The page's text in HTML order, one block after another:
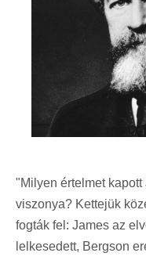
"Milyen értelmet
viszonya? Kettejük
fogták fel: James az
lelkesedett, Bergson